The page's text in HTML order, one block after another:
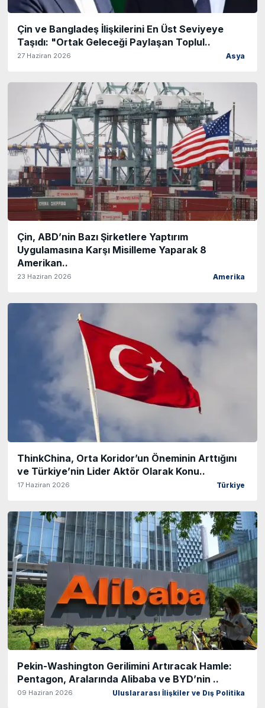
Çin ve Bangladeş İlişkilerini En Üst Seviyeye
Taşıdı: "Ortak Geleceği Paylaşan Toplul..
27 Haziran 2026 Asya
Çin, ABD’nin Bazı Şirketlere Yaptırım
Uygulamasına Karşı Misilleme Yaparak 8
Amerikan..
23 Haziran 2026 Amerika
ThinkChina, Orta Koridor’un Öneminin Arttığını
ve Türkiye’nin Lider Aktör Olarak Konu..
17 Haziran 2026 Türkiye
Pekin-Washington Gerilimini Artıracak Hamle:
Pentagon, Aralarında Alibaba ve BYD’nin ..
09 Haziran 2026 Uluslararası İlişkiler ve Dış Politika